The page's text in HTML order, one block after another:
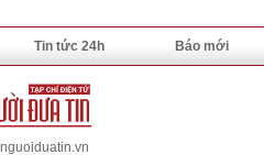
Tin tức 24h Báo mới